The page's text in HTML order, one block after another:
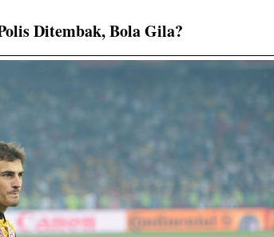
Ditembak, Bola Gila?